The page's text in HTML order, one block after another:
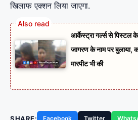
खिलाफ एक्शन लिया जाएगा.
आर्केस्ट्रा गर्ल्स से पिस्टल
जागरण के नाम पर
मारपीट भी की
Facebook Twitter